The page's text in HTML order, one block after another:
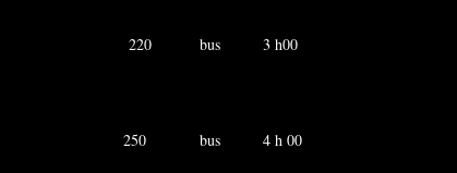
220 bus 3 h00
Lima 250 bus 4 h 00